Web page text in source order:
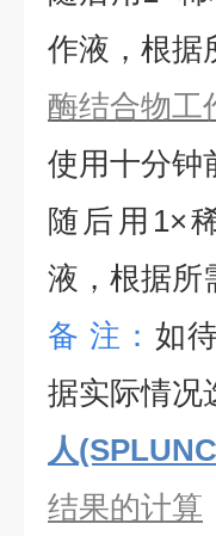
作液，根据
酶结合物工
使用十分钟
随后用1×
液，根据所
备 注： 如
据实际情况
人
结果的计算